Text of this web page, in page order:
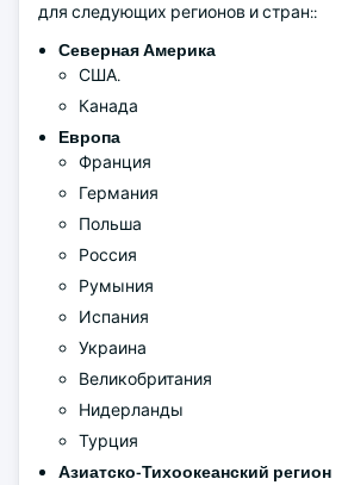
для следующих регионов и стран::
Северная Америка
США.
Канада
Европа
Франция
Германия
Польша
Россия
Румыния
Испания
Украина
Великобритания
Нидерланды
Турция
Азиатско-Тихоокеанский регион